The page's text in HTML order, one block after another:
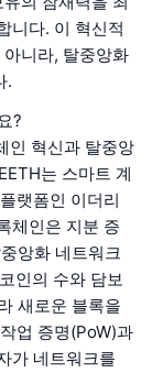
니다. 이 혁신적
니라, 탈중앙화
.
?
인 혁신과 탈중앙
는 스마트 계
랫폼인 이더리
체인은 지분 증
앙화 네트워크
인의 수와 담보
새로운 블록을
업 증명(PoW)과
가 네트워크를